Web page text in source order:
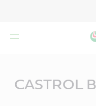
CASTROL